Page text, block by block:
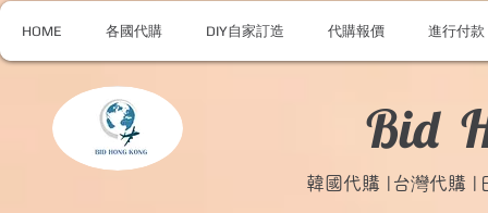
HOME 各國代購 DIY自家訂造 代購報價 進行付款
Bid
韓國代購 |台灣代購 |